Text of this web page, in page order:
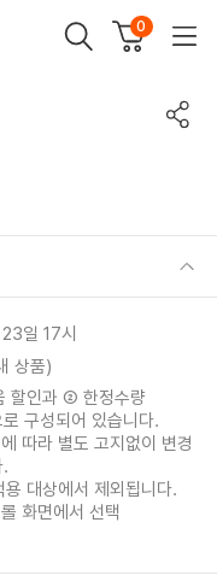
0
일 17시
상품)
할인과 ② 한정수량
구성되어 있습니다.
따라 별도 고지없이 변경
대상에서 제외됩니다.
화면에서 선택